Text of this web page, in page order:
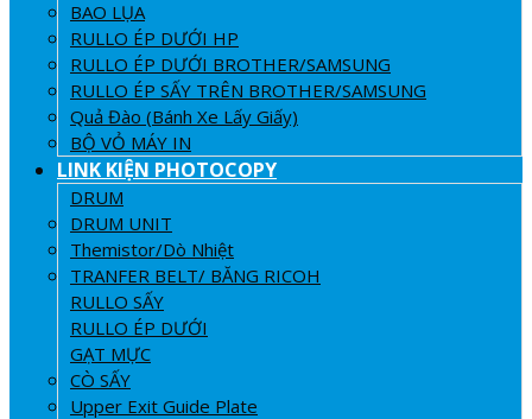
BAO LỤA
RULLO ÉP DƯỚI HP
RULLO ÉP DƯỚI BROTHER/SAMSUNG
RULLO ÉP SẤY TRÊN BROTHER/SAMSUNG
Quả Đào (Bánh Xe Lấy Giấy)
BỘ VỎ MÁY IN
LINK KIỆN PHOTOCOPY
DRUM
DRUM UNIT
Themistor/Dò Nhiệt
TRANFER BELT/ BĂNG RICOH
RULLO SẤY
RULLO ÉP DƯỚI
GẠT MỰC
CÒ SẤY
Upper Exit Guide Plate